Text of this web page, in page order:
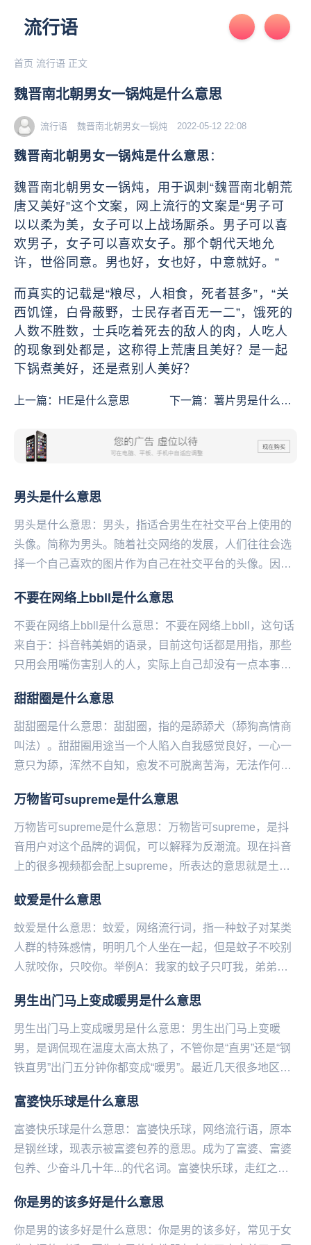
流行语
首页 流行语 正文
魏晋南北朝男女一锅炖是什么意思
流行语 魏晋南北朝 男女一锅炖 2022-05-12 22:08
魏晋南北朝男女一锅炖是什么意思 ：
魏晋南北朝男女一锅炖，用于讽刺“魏晋南北朝荒
唐又美好”这个文案，网上流行的文案是“男子可
以以柔为美，女子可以上战场厮杀。男子可以喜
欢男子，女子可以喜欢女子。那个朝代天地允
许，世俗同意。男也好，女也好，中意就好。”
而真实的记载是“粮尽，人相食，死者甚多”，“关
西饥馑，白骨蔽野，士民存者百无一二”，饿死的
人数不胜数，士兵吃着死去的敌人的肉，人吃人
的现象到处都是，这称得上荒唐且美好？是一起
下锅煮美好，还是煮别人美好？
上一篇： ​HE是什么意思 下一篇：薯片男是什么意
男头是什么意思
男头是什么意思：男头，指适合男生在社交平台上使用的
头像。简称为男头。随着社交网络的发展，人们往往会选
择一个自己喜欢的图片作为自己在社交平台的头像。因
分...
不要在网络上bbll是什么意思
不要在网络上bbll是什么意思：不要在网络上bbll，这句话
来自于：抖音韩美娟的语录，目前这句话都是用指，那些
只用会用嘴伤害别人的人，实际上自己却没有一点本事，
甜甜圈是什么意思
甜甜圈是什么意思：甜甜圈，指的是舔舔犬（舔狗高情商
叫法）。甜甜圈用途当一个人陷入自我感觉良好，一心一
意只为舔，浑然不自知，愈发不可脱离苦海，无法作何评
万物皆可supreme是什么意思
万物皆可supreme是什么意思：万物皆可supreme，是抖
音用户对这个品牌的调侃，可以解释为反潮流。现在抖音
上的很多视频都会配上supreme，所表达的意思就是土到
蚊爱是什么意思
蚊爱是什么意思：蚊爱，网络流行词，指一种蚊子对某类
人群的特殊感情，明明几个人坐在一起，但是蚊子不咬别
人就咬你，只咬你。举例A：我家的蚊子只叮我，弟弟说
男生出门马上变成暖男是什么意思
男生出门马上变成暖男是什么意思：男生出门马上变暖
男，是调侃现在温度太高太热了，不管你是“直男”还是“钢
铁直男”出门五分钟你都变成“暖男”。最近几天很多地区都
富婆快乐球是什么意思
富婆快乐球是什么意思：富婆快乐球，网络流行语，原本
是钢丝球，现表示被富婆包养的意思。成为了富婆、富婆
包养、少奋斗几十年...的代名词。富婆快乐球，走红之
你是男的该多好是什么意思
你是男的该多好是什么意思：你是男的该多好，常见于女